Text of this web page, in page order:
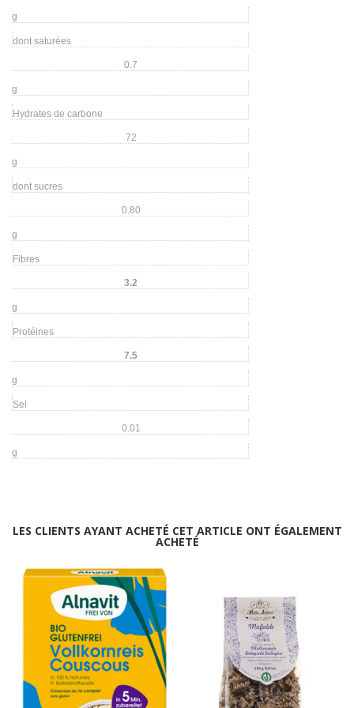
g
dont saturées
0.7
g
Hydrates de carbone
72
g
dont sucres
0.80
g
Fibres
3.2
g
Protéines
7.5
g
Sel
0.01
g
LES CLIENTS AYANT ACHETÉ CET ARTICLE ONT ÉGALEMENT
ACHETÉ